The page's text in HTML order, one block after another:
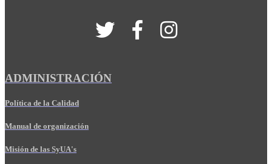
ADMINISTRACIÓN
Política de la Calidad
Manual de organización
Misión de las SyUA's